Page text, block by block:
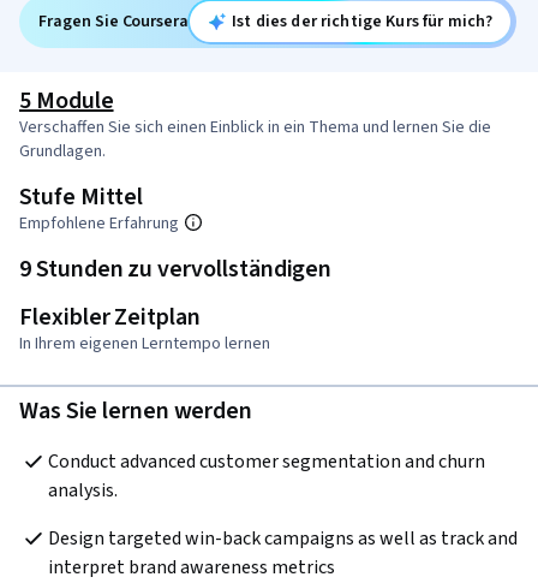
Fragen Sie Coursera Ist dies der richtige Kurs für mich?
5 Module
Verschaffen Sie sich einen Einblick in ein Thema und lernen Sie die
Grundlagen.
Stufe Mittel
Empfohlene Erfahrung
9 Stunden zu vervollständigen
Flexibler Zeitplan
In Ihrem eigenen Lerntempo lernen
Was Sie lernen werden
Conduct advanced customer segmentation and churn
analysis.
Design targeted win-back campaigns as well as track and
interpret brand awareness metrics